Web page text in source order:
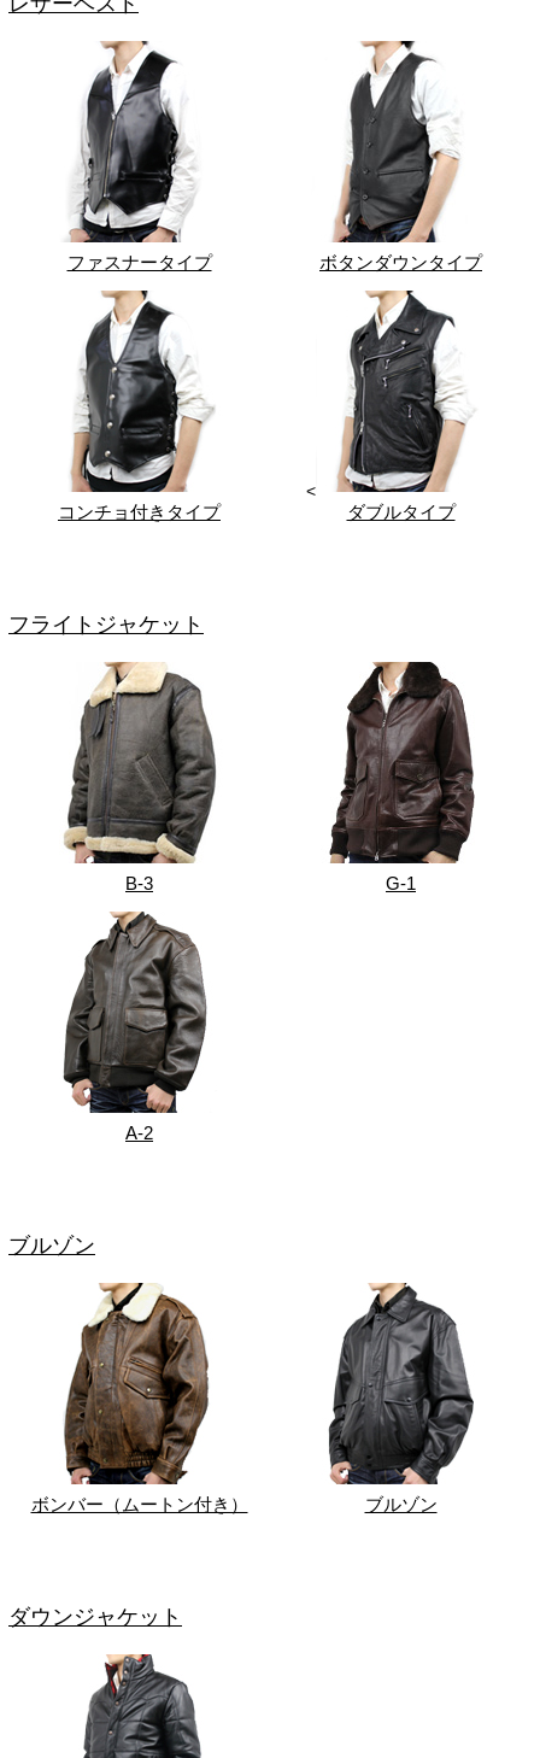
ファスナータイプ ボタンダウンタイプ
コンチョ付きタイプ
<
ダブルタイプ
フライトジャケット
B-3 G-1
A-2
ブルゾン
ボンバー（ムートン付き） ブルゾン
ダウンジャケット